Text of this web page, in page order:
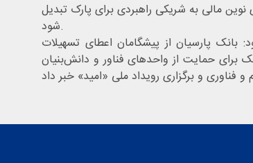
مالی به شریکی راهبردی برای پارک تبدیل
شود.
وی افزود: بانک پارسیان از پیشگامان اعطای تسهیلات
برای حمایت از واحدهای فناور و دانش‌بنیان